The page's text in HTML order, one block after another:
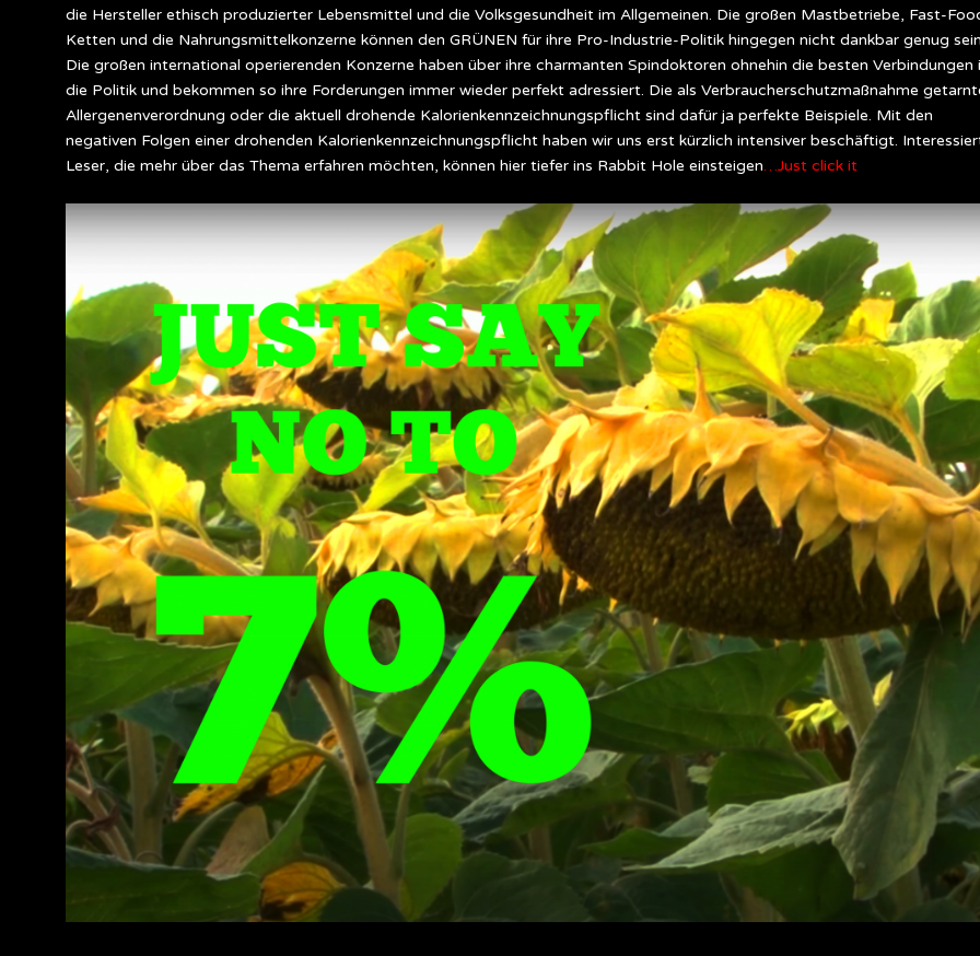
die Hersteller ethisch produzierter Lebensmittel und die Volksgesundheit im Allgemeinen. Die großen Mastbetriebe, Fast-
Ketten und die Nahrungsmittelkonzerne können den GRÜNEN für ihre Pro-Industrie-Politik hingegen nicht dankbar genug
Die großen international operierenden Konzerne haben über ihre charmanten Spindoktoren ohnehin die besten Verbindungen
die Politik und bekommen so ihre Forderungen immer wieder perfekt adressiert. Die als Verbraucherschutzmaßnahme
Allergenenverordnung oder die aktuell drohende Kalorienkennzeichnungspflicht sind dafür ja perfekte Beispiele. Mit den
negativen Folgen einer drohenden Kalorienkennzeichnungspflicht haben wir uns erst kürzlich intensiver beschäftigt.
Leser, die mehr über das Thema erfahren möchten, können hier tiefer ins Rabbit Hole einsteigen…Just click it